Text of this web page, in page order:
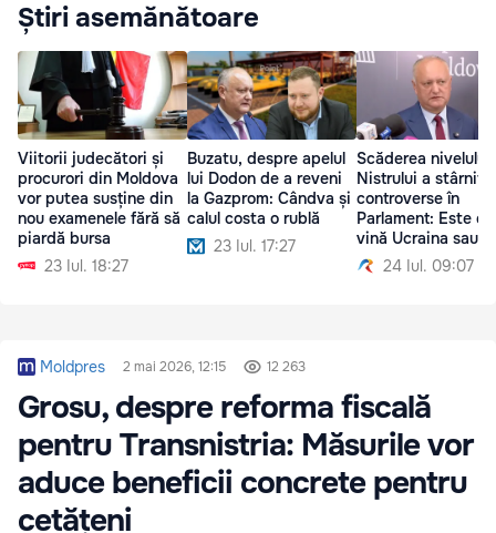
Știri asemănătoare
Viitorii judecători și
procurori din Moldova
vor putea susține din
nou examenele fără să
piardă bursa
23 Iul. 18:27
Buzatu, despre apelul
lui Dodon de a reveni
la Gazprom: Cândva și
calul costa o rublă
23 Iul. 17:27
Scăderea nivelului
Nistrului a stârnit
controverse în
Parlament: Este de
vină Ucraina sau
seceta?
24 Iul. 09:07
Moldpres 2 mai 2026, 12:15 12 263
Grosu, despre reforma fiscală
pentru Transnistria: Măsurile vor
aduce beneficii concrete pentru
cetățeni